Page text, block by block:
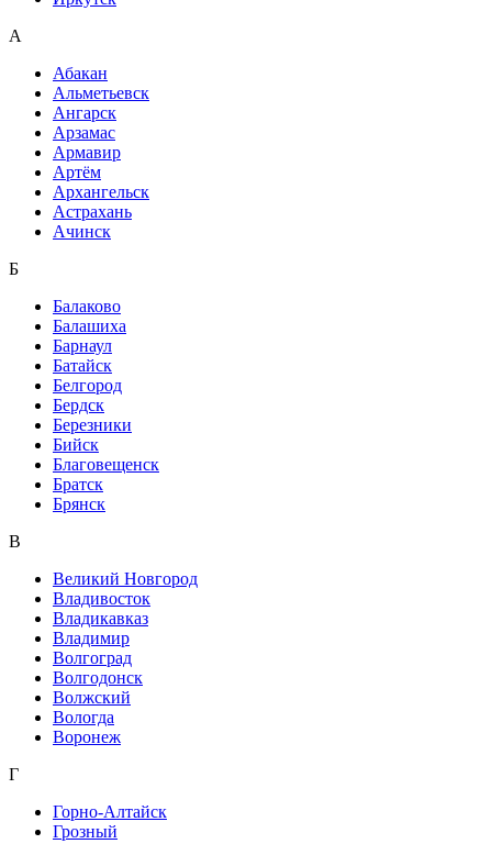
А
Абакан
Альметьевск
Ангарск
Арзамас
Армавир
Артём
Архангельск
Астрахань
Ачинск
Б
Балаково
Балашиха
Барнаул
Батайск
Белгород
Бердск
Березники
Бийск
Благовещенск
Братск
Брянск
В
Великий Новгород
Владивосток
Владикавказ
Владимир
Волгоград
Волгодонск
Волжский
Вологда
Воронеж
Г
Горно-Алтайск
Грозный